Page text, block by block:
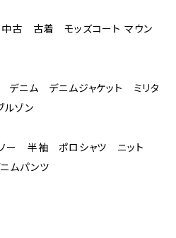
古 古着 モッズコート マウン
ニム デニムジャケット ミリタ
ルゾン
ー 半袖 ポロシャツ ニット
ムパンツ